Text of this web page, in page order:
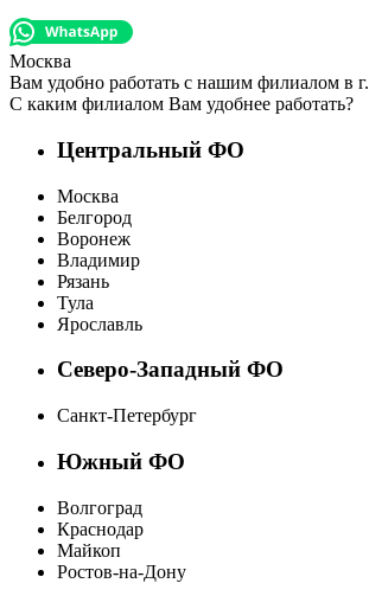
Москва
Вам удобно работать с нашим филиалом в г.
С каким филиалом Вам удобнее работать?
Центральный ФО
Москва
Белгород
Воронеж
Владимир
Рязань
Тула
Ярославль
Северо-Западный ФО
Санкт-Петербург
Южный ФО
Волгоград
Краснодар
Майкоп
Ростов-на-Дону